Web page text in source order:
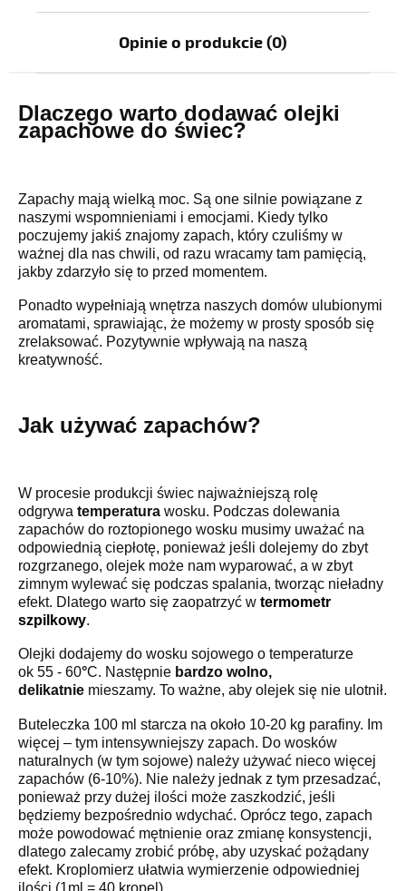
Opinie o produkcie (0)
Dlaczego warto dodawać olejki
zapachowe do świec?
Zapachy mają wielką moc. Są one silnie powiązane z
naszymi wspomnieniami i emocjami. Kiedy tylko
poczujemy jakiś znajomy zapach, który czuliśmy w
ważnej dla nas chwili, od razu wracamy tam pamięcią,
jakby zdarzyło się to przed momentem.
Ponadto wypełniają wnętrza naszych domów ulubionymi
aromatami, sprawiając, że możemy w prosty sposób się
zrelaksować. Pozytywnie wpływają na naszą
kreatywność.
Jak używać zapachów?
W procesie produkcji świec najważniejszą rolę
odgrywa temperatura wosku. Podczas dolewania
zapachów do roztopionego wosku musimy uważać na
odpowiednią ciepłotę, ponieważ jeśli dolejemy do zbyt
rozgrzanego, olejek może nam wyparować, a w zbyt
zimnym wylewać się podczas spalania, tworząc nieładny
efekt. Dlatego warto się zaopatrzyć w termometr
szpilkowy.
Olejki dodajemy do wosku sojowego o temperaturze
ok 55 - 60°C. Następnie bardzo wolno,
delikatnie mieszamy. To ważne, aby olejek się nie ulotnił.
Buteleczka 100 ml starcza na około 10-20 kg parafiny. Im
więcej – tym intensywniejszy zapach. Do wosków
naturalnych (w tym sojowe) należy używać nieco więcej
zapachów (6-10%). Nie należy jednak z tym przesadzać,
ponieważ przy dużej ilości może zaszkodzić, jeśli
będziemy bezpośrednio wdychać. Oprócz tego, zapach
może powodować mętnienie oraz zmianę konsystencji,
dlatego zalecamy zrobić próbę, aby uzyskać pożądany
efekt. Kroplomierz ułatwia wymierzenie odpowiedniej
ilości (1ml = 40 kropel).